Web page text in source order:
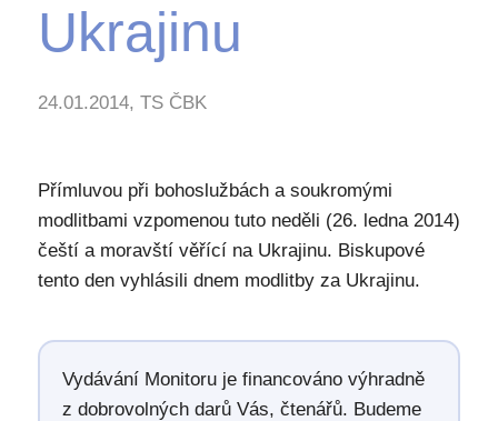
Ukrajinu
24.01.2014, TS ČBK
Přímluvou při bohoslužbách a soukromými
modlitbami vzpomenou tuto neděli (26. ledna 2014)
čeští a moravští věřící na Ukrajinu. Biskupové
tento den vyhlásili dnem modlitby za Ukrajinu.
Vydávání Monitoru je financováno výhradně
z dobrovolných darů Vás, čtenářů. Budeme